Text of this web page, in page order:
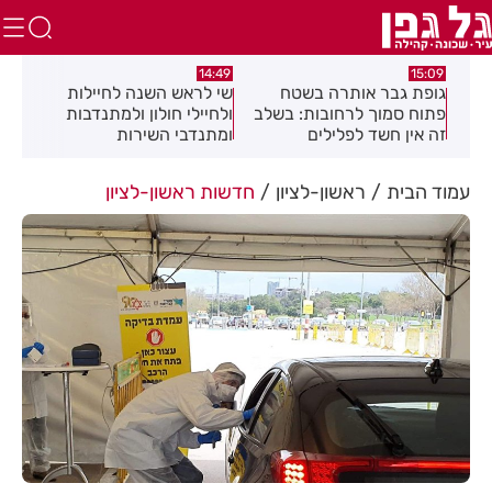
15:09
גופת גבר אותרה בשטח
פתוח סמוך לרחובות: בשלב
זה אין חשד לפלילים
14:49
שי לראש השנה לחיילות
ולחיילי חולון ולמתנדבות
ומתנדבי השירות
עמוד הבית ראשון-לציון חדשות ראשון-לציון